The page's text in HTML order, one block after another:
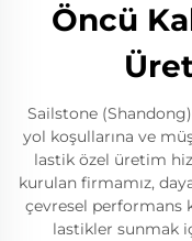
Öncü
Sailstone
yol koşullarına ve
lastik özel üretim
kurulan firmamız,
çevresel performans
lastikler sunmak